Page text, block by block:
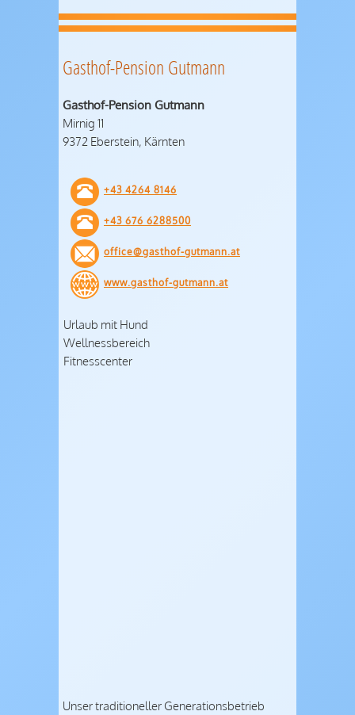
Gasthof-Pension Gutmann
Gasthof-Pension Gutmann
Mirnig 11
9372 Eberstein, Kärnten
+43 4264 8146
+43 676 6288500
office@gasthof-gutmann.at
www.gasthof-gutmann.at
Urlaub mit Hund
Wellnessbereich
Fitnesscenter
Unser traditioneller Generationsbetrieb